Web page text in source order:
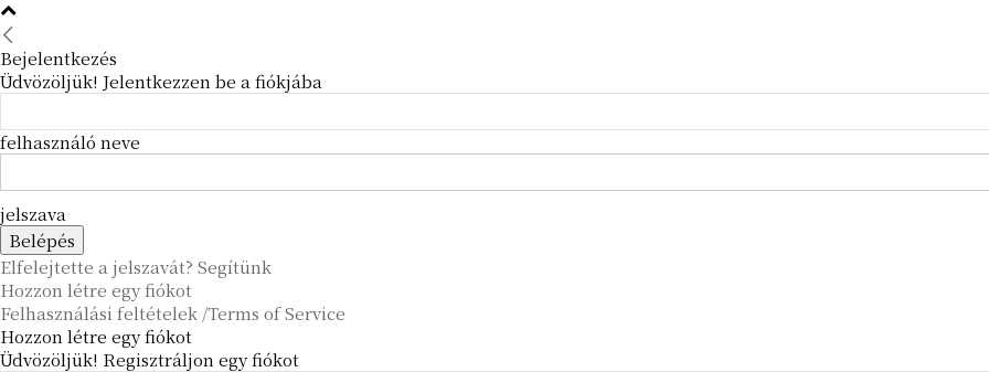
Bejelentkezés
Üdvözöljük! Jelentkezzen be a fiókjába
felhasználó neve
jelszava
Elfelejtette a jelszavát? Segítünk
Hozzon létre egy fiókot
Felhasználási feltételek /Terms of Service
Hozzon létre egy fiókot
Üdvözöljük! Regisztráljon egy fiókot